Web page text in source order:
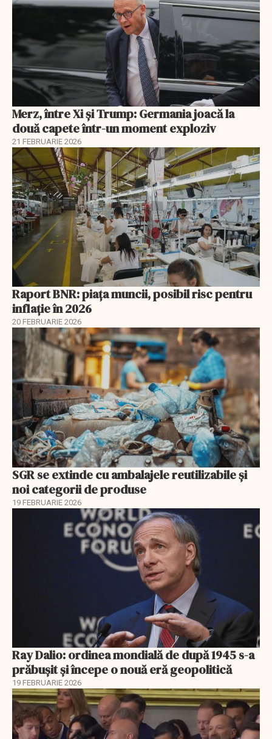
Merz, între Xi și Trump: Germania joacă la
două capete într-un moment exploziv
21 FEBRUARIE 2026
Raport BNR: piața muncii, posibil risc pentru
inflație în 2026
20 FEBRUARIE 2026
SGR se extinde cu ambalajele reutilizabile și
noi categorii de produse
19 FEBRUARIE 2026
Ray Dalio: ordinea mondială de după 1945 s-a
prăbușit și începe o nouă eră geopolitică
19 FEBRUARIE 2026